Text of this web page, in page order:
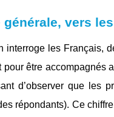
générale, vers
interroge les Français,
pour être accompagnés
d’observer que les
répondants). Ce